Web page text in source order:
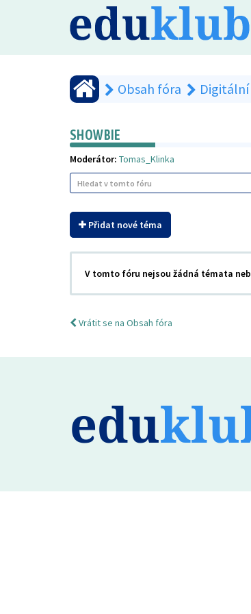
Obsah fóra
SHOWBIE
Moderátor: Tomas_Klinka
Přidat nové téma
V tomto fóru nejsou žádná témata
Vrátit se na Obsah fóra
edu